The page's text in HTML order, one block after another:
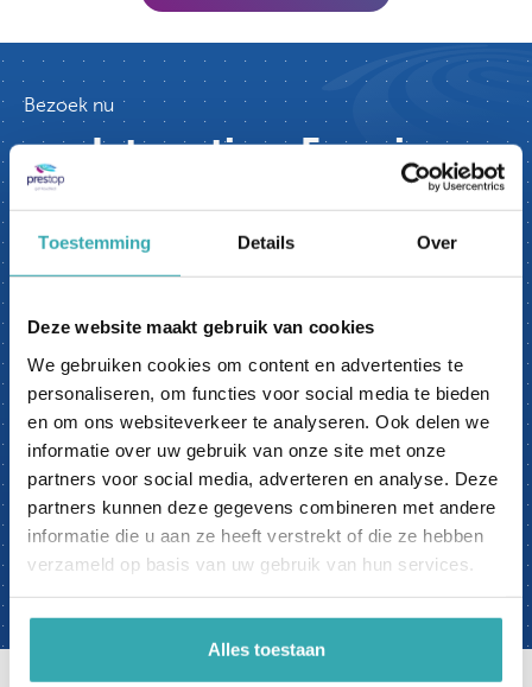
Toestemming Details Over
Deze website maakt gebruik van cookies
We gebruiken cookies om content en advertenties te
personaliseren, om functies voor social media te bieden
en om ons websiteverkeer te analyseren. Ook delen we
informatie over uw gebruik van onze site met onze
partners voor social media, adverteren en analyse. Deze
partners kunnen deze gegevens combineren met andere
informatie die u aan ze heeft verstrekt of die ze hebben
verzameld op basis van uw gebruik van hun services.
Alles toestaan
Bezoek nu
ons Interactieve Experience
Center.
Prestop heeft het grootste Interactieve
Son en Breugel, waar we je al onze oplossingen
Liever online? Onze specialisten lopen graag met
de iPhone met Zoom door ons Interactieve
Experience Center. Live worden de beelden
getoond en kun je direct vanuit thuis/werk
vragen stellen.
boek nu een afspraak